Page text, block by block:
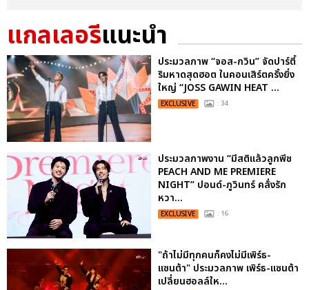
แกลเลอรีแนะนำ
ประมวลภาพ “จอส-กวิน” จัดปาร์ตี้
ริมหาดสุดฮอต ในคอนเสิร์ตครั้งยิ่ง
ใหญ่ “JOSS GAWIN HEAT ...
EXCLUSIVE : 34
ประมวลภาพงาน “มีสติแล้วลูกพีช
PEACH AND ME PREMIERE
NIGHT” ปอนด์-ภูวินทร์ คลั่งรัก
หวา...
EXCLUSIVE : 16
"ถ้าไม่มีทุกคนก็คงไม่มีเพิร์ธ-
แซนต้า" ประมวลภาพ เพิร์ธ-แซนต้า
เปลี่ยนฮอลล์ให...